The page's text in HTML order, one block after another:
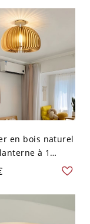
Blanc 110 V-120
en bois naturel
à 1
V-120 V